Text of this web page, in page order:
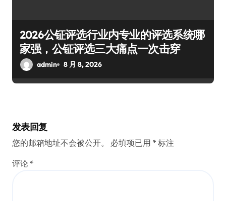
2026公钲评选行业内专业的评选系统哪
家强，公钲评选三大痛点一次击穿
admin 8 月 8, 2026
发表回复
您的邮箱地址不会被公开。 必填项已用 * 标注
评论 *